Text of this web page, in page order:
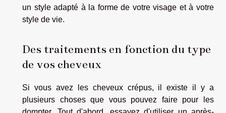
un style adapté à la forme de votre visage et à votre
style de vie.
Des traitements en fonction du type
de vos cheveux
Si vous avez les cheveux crépus, il existe il y a
plusieurs choses que vous pouvez faire pour les